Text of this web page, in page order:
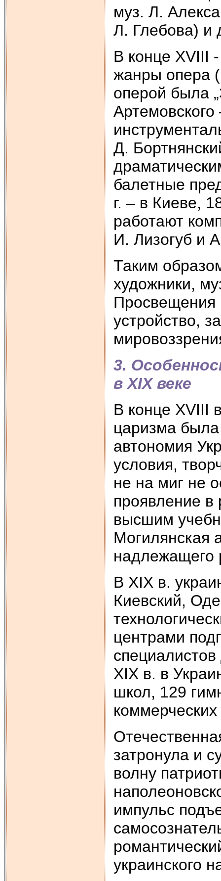
муз. Л.
Л. Глебова) и
В конце XVIII
жанры опера
оперой была
Д.
балетные
г. – в Киеве,
работают
И. Лизогуб и
Таким
художники,
Просвещения
устройство,
3.
в XIX веке
В конце XVIII
царизма была
автономия
условия,
не на миг не
проявление в
высшим
Могилянская
надлежащего
В XIX в.
Киевский,
центрами
XIX в. в
школ, 129
затронула и
волну
импульс
украинского